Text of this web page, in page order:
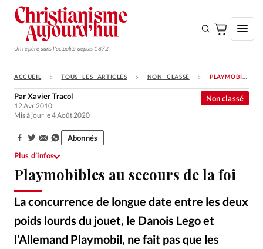
Un repère dans l'actualité depuis 1872
S'ABONNER
Monde
Opinions
Tous les articles
Faire un don
Emploi
Se connecter
ACCUEIL TOUS LES ARTICLES NON CLASSÉ PLAYMOBIBLES AU SECOURS DE LA FOI
Playmobibles au secours de la foi
La concurrence de longue date entre les deux
poids lourds du jouet, le Danois Lego et
l’Allemand Playmobil, ne fait pas que les
Non classé
ParXavier Tracol
12 Avr 2010
Mis à jour le 4 Août 2020
Partager:
Abonnés
Plus d’infos